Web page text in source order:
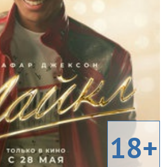
18+